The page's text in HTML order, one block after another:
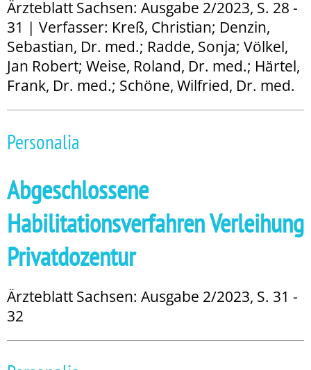
Ärzteblatt Sachsen: Ausgabe 2/2023, S. 28 -
31 | Verfasser: Kreß, Christian; Denzin,
Sebastian, Dr. med.; Radde, Sonja; Völkel,
Jan Robert; Weise, Roland, Dr. med.; Härtel,
Frank, Dr. med.; Schöne, Wilfried, Dr. med.
Personalia
Abgeschlossene
Habilitationsverfahren Verleihung
Privatdozentur
Ärzteblatt Sachsen: Ausgabe 2/2023, S. 31 -
32